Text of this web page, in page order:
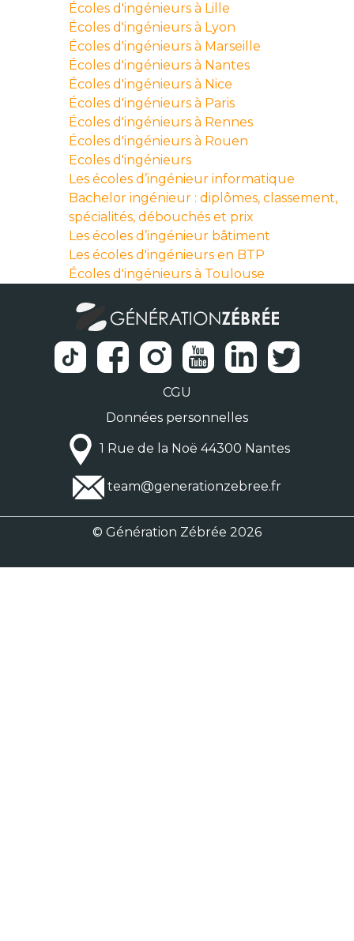
Écoles d'ingénieurs à Lille
Écoles d'ingénieurs à Lyon
Écoles d'ingénieurs à Marseille
Écoles d'ingénieurs à Nantes
Écoles d'ingénieurs à Nice
Écoles d'ingénieurs à Paris
Écoles d'ingénieurs à Rennes
Écoles d'ingénieurs à Rouen
Ecoles d'ingénieurs
Les écoles d’ingénieur informatique
Bachelor ingénieur : diplômes, classement,
spécialités, débouchés et prix
Les écoles d’ingénieur bâtiment
Les écoles d'ingénieurs en BTP
Écoles d'ingénieurs à Toulouse
CGU
Données personnelles
1 Rue de la Noë 44300 Nantes
team@generationzebree.fr
© Génération Zébrée 2026